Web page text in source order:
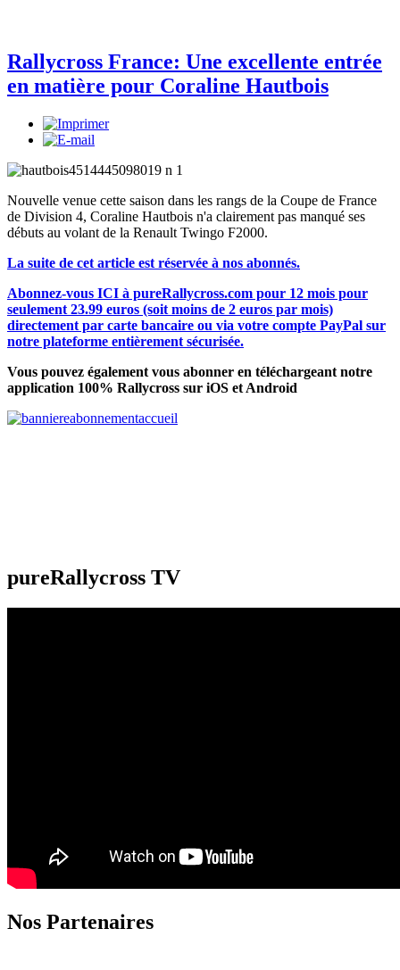
Rallycross France: Une excellente entrée
en matière pour Coraline Hautbois
Nouvelle venue cette saison dans les rangs de la Coupe de France
de Division 4, Coraline Hautbois n'a clairement pas manqué ses
débuts au volant de la Renault Twingo F2000.
La suite de cet article est réservée à nos abonnés.
Abonnez-vous ICI à pureRallycross.com pour 12 mois pour
seulement 23.99 euros (soit moins de 2 euros par mois)
directement par carte bancaire ou via votre compte PayPal sur
notre plateforme entièrement sécurisée.
Vous pouvez également vous abonner en téléchargeant notre
application 100% Rallycross sur iOS et Android
pureRallycross TV
Nos Partenaires